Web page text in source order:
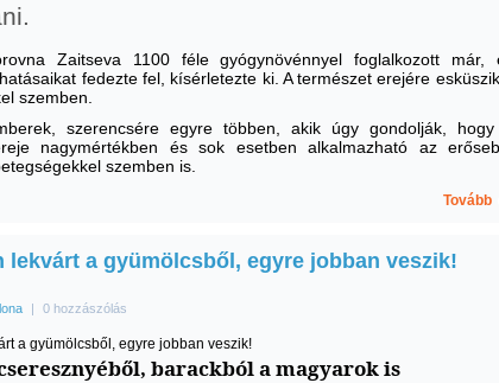
Zaitseva 1100 féle gyógynövénnyel foglalkozott már,
fedezte fel, kísérletezte ki. A természet erejére
szemben.
szerencsére egyre többen, akik úgy gondolják,
nagymértékben és sok esetben alkalmazható az
szemben is.
Tovább
lekvárt a gyümölcsből, egyre jobban veszik!
| 0 hozzászólás
a gyümölcsből, egyre jobban veszik!
barackból a magyarok is